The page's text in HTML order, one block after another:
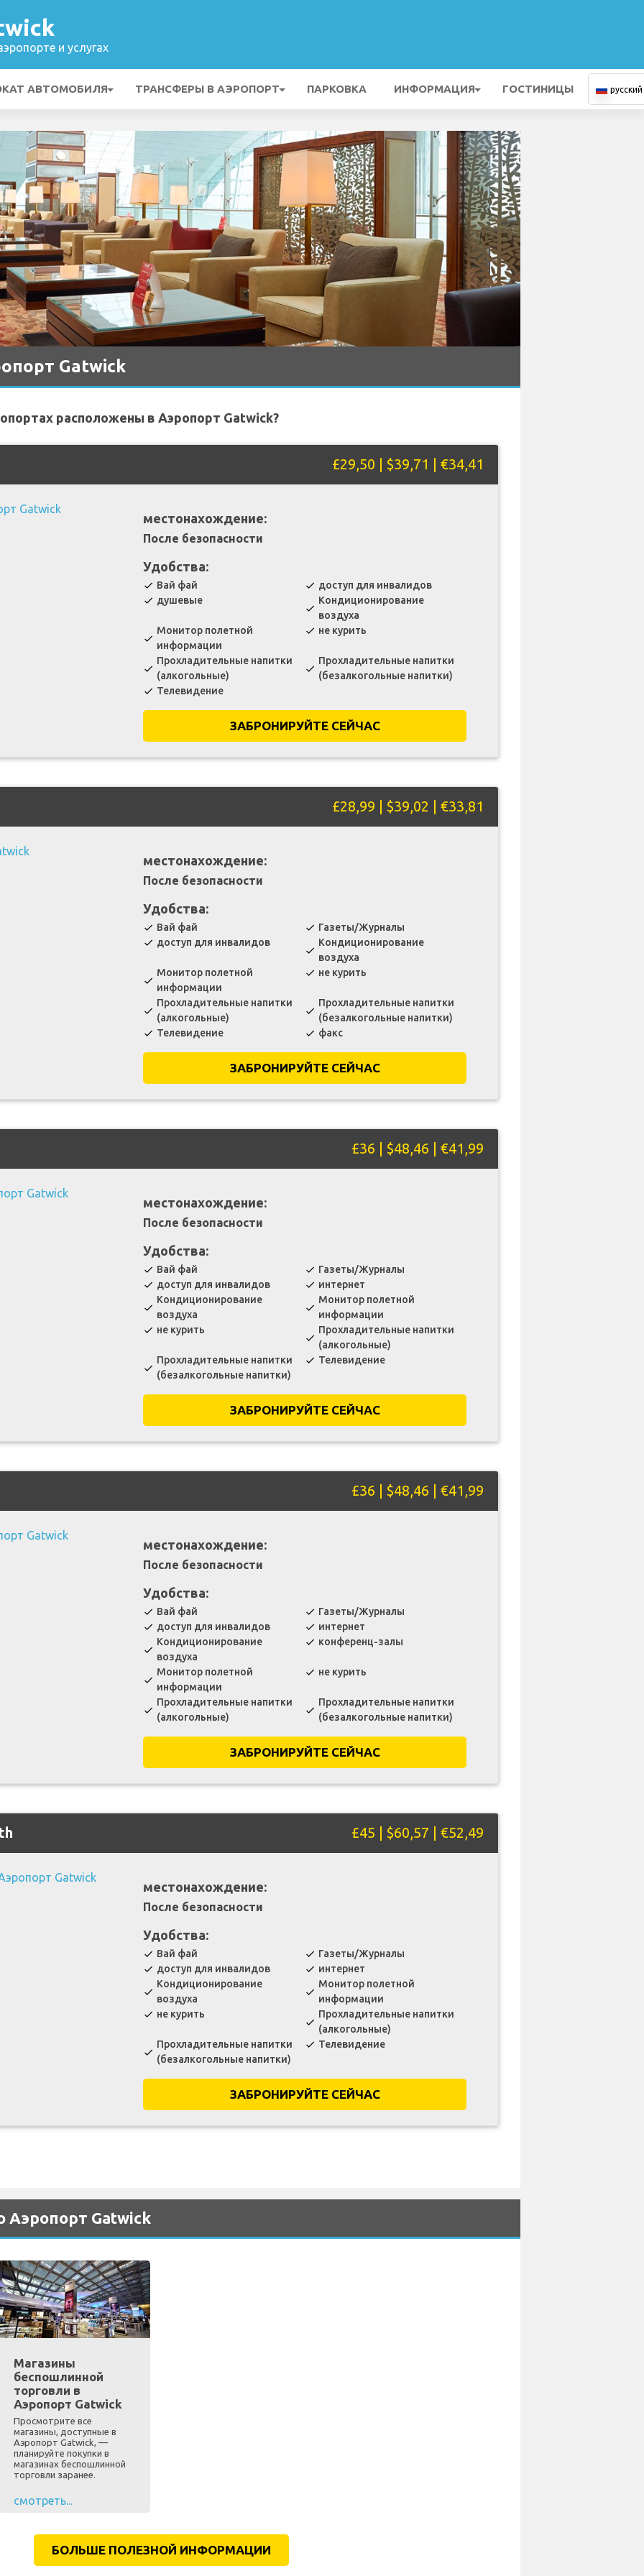
и услугах
АВТОМОБИЛЯ ТРАНСФЕРЫ В АЭРОПОРТ ПАРКОВКА ИНФОРМАЦИЯ ГОСТИНИЦЫ русский
Gatwick
расположены в Аэропорт Gatwick?
£29,50 | $39,71 | €34,41
местонахождение:
После безопасности
Удобства:
check Вай фай check доступ для инвалидов
check душевые
check
Кондиционирование
воздуха
check
Монитор полетной
информации
check не курить
check
Прохладительные напитки
(алкогольные)
check
Прохладительные напитки
(безалкогольные напитки)
check Телевидение
ЗАБРОНИРУЙТЕ СЕЙЧАС
£28,99 | $39,02 | €33,81
местонахождение:
После безопасности
Удобства:
check Вай фай check Газеты/Журналы
check доступ для инвалидов
check
Кондиционирование
воздуха
check
Монитор полетной
информации
check не курить
check
Прохладительные напитки
(алкогольные)
check
Прохладительные напитки
(безалкогольные напитки)
check Телевидение check факс
ЗАБРОНИРУЙТЕ СЕЙЧАС
£36 | $48,46 | €41,99
местонахождение:
После безопасности
Удобства:
check Вай фай check Газеты/Журналы
check доступ для инвалидов check интернет
check
Кондиционирование
воздуха
check
Монитор полетной
информации
check не курить
check
Прохладительные напитки
(алкогольные)
check
Прохладительные напитки
(безалкогольные напитки)
check Телевидение
ЗАБРОНИРУЙТЕ СЕЙЧАС
£36 | $48,46 | €41,99
местонахождение:
После безопасности
Удобства:
check Вай фай check Газеты/Журналы
check доступ для инвалидов check интернет
check
Кондиционирование
воздуха
check конференц-залы
check
Монитор полетной
информации
check не курить
check
Прохладительные напитки
(алкогольные)
check
Прохладительные напитки
(безалкогольные напитки)
ЗАБРОНИРУЙТЕ СЕЙЧАС
£45 | $60,57 | €52,49
местонахождение:
После безопасности
Удобства:
check Вай фай check Газеты/Журналы
check доступ для инвалидов check интернет
check
Кондиционирование
воздуха
check
Монитор полетной
информации
check не курить
check
Прохладительные напитки
(алкогольные)
check
Прохладительные напитки
(безалкогольные напитки)
check Телевидение
ЗАБРОНИРУЙТЕ СЕЙЧАС
Аэропорт Gatwick
Магазины
беспошлинной
торговли в
Аэропорт Gatwick
Просмотрите все
магазины, доступные в
Аэропорт Gatwick, —
планируйте покупки в
магазинах беспошлинной
торговли заранее.
смотреть...
БОЛЬШЕ ПОЛЕЗНОЙ ИНФОРМАЦИИ